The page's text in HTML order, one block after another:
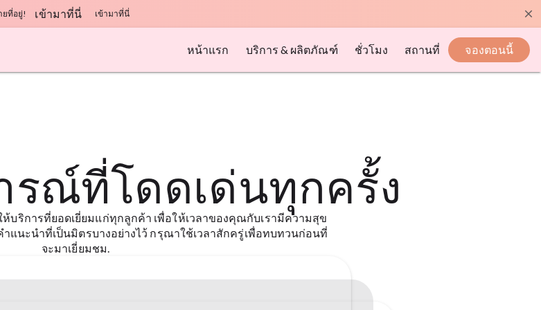
ยที่อยู่! เข้ามาที่นี่ เข้ามาที่นี่ close
หน้าแรก บริการ & ผลิตภัณฑ์ ชั่วโมง สถานที่ จองตอนนี้
รณ์ที่โดดเด่นทุกครั้ง
ห้บริการที่ยอดเยี่ยมแก่ทุกลูกค้า เพื่อให้เวลาของคุณกับเรามีความสุข
ำแนะนำที่เป็นมิตรบางอย่างไว้ กรุณาใช้เวลาสักครู่เพื่อทบทวนก่อนที่
จะมาเยี่ยมชม.